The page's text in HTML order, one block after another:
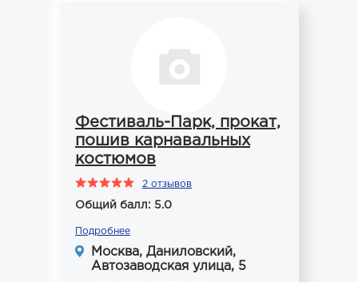
Фестиваль-Парк, прокат,
пошив карнавальных
костюмов
2 отзывов
Общий балл: 5.0
Подробнее
Москва, Даниловский,
Автозаводская улица, 5